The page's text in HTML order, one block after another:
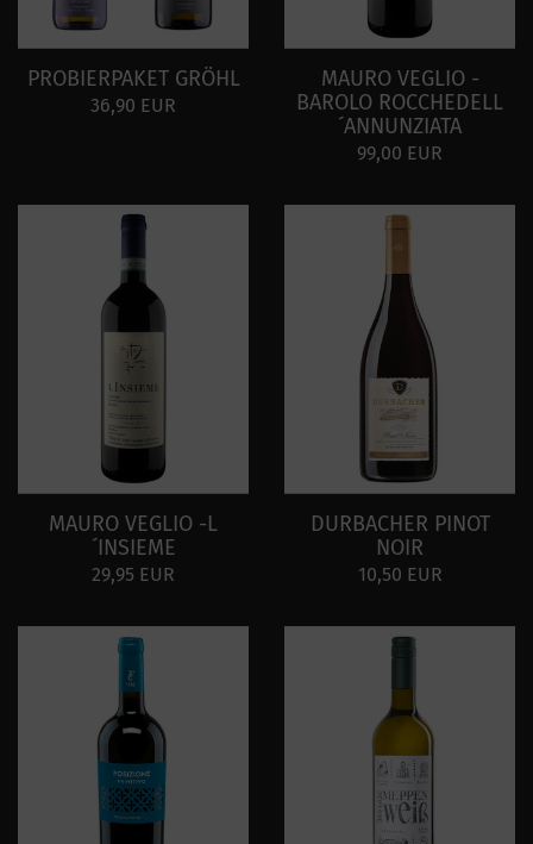
PROBIERPAKET GRÖHL
36,90 EUR
MAURO VEGLIO -
BAROLO ROCCHEDELL
´ANNUNZIATA
99,00 EUR
MAURO VEGLIO -L
´INSIEME
29,95 EUR
DURBACHER PINOT
NOIR
10,50 EUR